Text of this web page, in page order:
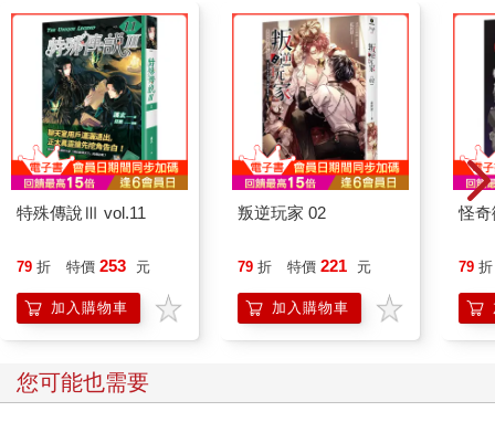
特殊傳說Ⅲ vol.11
79 折 特價 253 元
加入購物車
叛逆玩家 02
79 折 特價 221 元
加入購物車
怪
79 折
您可能也需要